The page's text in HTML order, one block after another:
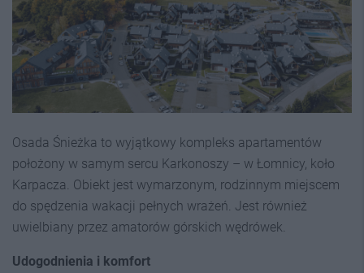
Osada Śnieżka to wyjątkowy kompleks apartamentów
położony w samym sercu Karkonoszy – w Łomnicy, koło
Karpacza. Obiekt jest wymarzonym, rodzinnym miejscem
do spędzenia wakacji pełnych wrażeń. Jest również
uwielbiany przez amatorów górskich wędrówek.
Udogodnienia i komfort